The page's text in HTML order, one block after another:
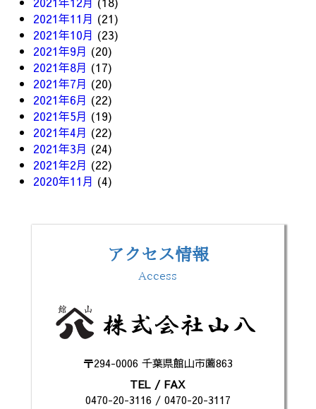
2021年11月 (21)
2021年10月 (23)
2021年9月 (20)
2021年8月 (17)
2021年7月 (20)
2021年6月 (22)
2021年5月 (19)
2021年4月 (22)
2021年3月 (24)
2021年2月 (22)
2020年11月 (4)
アクセス情報
Access
〒294-0006 千葉県館山市薗863
TEL / FAX
0470-20-3116 / 0470-20-3117